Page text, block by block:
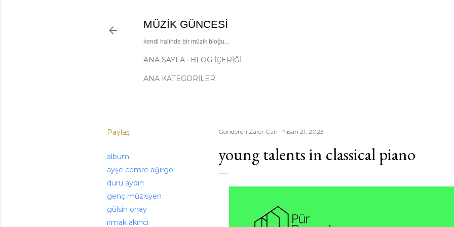
MÜZIK GÜNCESI
kendi halinde bir müzik bloğu...
ANA SAYFA BLOG İÇERIĞI
ANA KATEGORİLER
Paylaş
albüm
ayşe cemre ağırgöl
duru aydın
genç müzisyen
gülsin onay
ırmak akıncı
Gönderen Zafer Can Nisan 21, 2023
young talents in classical piano